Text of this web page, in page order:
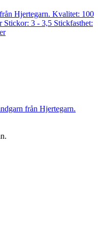
Hjertegarn. Kvalitet: 100
Stickor: 3 - 3,5 Stickfasthet:
från Hjertegarn.